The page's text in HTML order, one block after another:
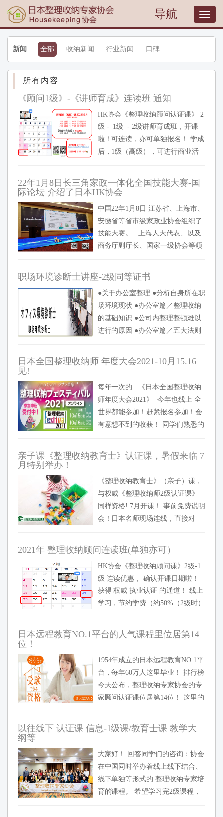
导航
T
o
g
新闻 全部 收纳新闻 行业新闻 口碑
所有内容
《顾问1级》-《讲师育成》连读班 通知
HK协会《整理收纳顾问认证课》 2
级 - 1级 - 2级讲师育成班，开课
啦！可连读，亦可单独报名！ 学成
后，1级（高级），可进行商业活
计规划商品、产品、不...
22年1月8日长三角家政一体化全国技能大赛-国
际论坛 介绍了日本HK协会
中国22年1月8日 江苏省、上海市、
安徽省等省市级家政业协会组织了
技能大赛。 上海人大代表、以及
商务厅副厅长、国家一级协会等领
纳行业的国际论坛。 国际论坛
上，日本整理收纳专家协会
（Housekeeping协会...
职场环境诊断士讲座-2级同等证书
●关于办公室整理 ●分析自身所在职
场环境现状 ●办公室篇／整理收纳
的基础知识 ●公司内整理整顿难以
进行的原因 ●办公室篇／五大法则
日本全国整理收纳师 年度大会2021-10月15.16
见!
每年一次的 《日本全国整理收纳
师年度大会2021》 今年也线上 全
世界都能参加！赶紧报名参加！会
有意想不到的收获！ 同学们熟悉的
家熟悉的著名企业“MUJI，Brother
打印机（世界知...
亲子课《整理收纳教育士》认证课，暑假来临 7
月特别举办！
《整理收纳教育士》（亲子）课，
与权威《整理收纳师2级认证课》
同样资格! 7月开课！ 事前免费说明
会！日本名师现场连线，直接对
◎HK协会与人气的认证讲座介绍
（整理收纳顾问2级...
2021年 整理收纳顾问连读班(单独亦可）
HK协会《整理收纳顾问课》2级-1
级 连读优惠， 确认开课日期啦！
获得 权威 执业认证 的通道！ 线上
学习，节约学费（约50%（2级时）
费，节约酒店住宿费！ 学到真本
事，提...
日本远程教育NO.1平台的人气课程里位居第14
位！
1954年成立的日本远程教育NO.1平
台，每年60万人这里毕业！ 排行榜
今天公布，整理收纳专家协会的专
家顾问认证课位居第14位！ 这里的
远程学习。其中10年以上人气不断
上升的讲座有130个讲座。HK协会
位！ ...
以往线下 认证课 信息-1级课/教育士课 教学大
纲等
大家好！ 回答同学们的咨询：协会
在中国同时举办着线上线下结合、
线下单独等形式的 整理收纳专家培
育的课程。 希望学习完2级课程，